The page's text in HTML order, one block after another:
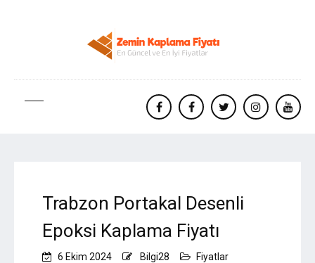
facebookFacebooktwitterinstagram
Trabzon Portakal Desenli
Epoksi Kaplama Fiyatı
6 Ekim 2024 Bilgi28 Fiyatlar